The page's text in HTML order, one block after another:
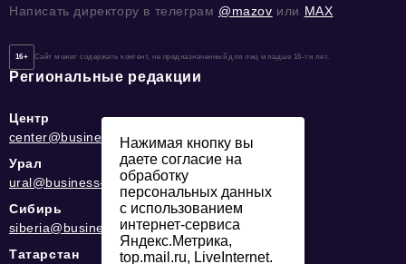
Написать директору в телеграм @mazov или MAX
16+ Сайт может содержать контент, не предназначенный для лиц младше 16-ти лет.
Региональные редакции
Центр
center@business-magazine.online
Урал
ural@business-magazine.online
Сибирь
siberia@business-magazine.online
Татарстан
Нажимая кнопку вы
даете согласие на
обработку
персональных данных
с использованием
интернет-сервиса
Яндекс.Метрика,
top.mail.ru, LiveInternet.